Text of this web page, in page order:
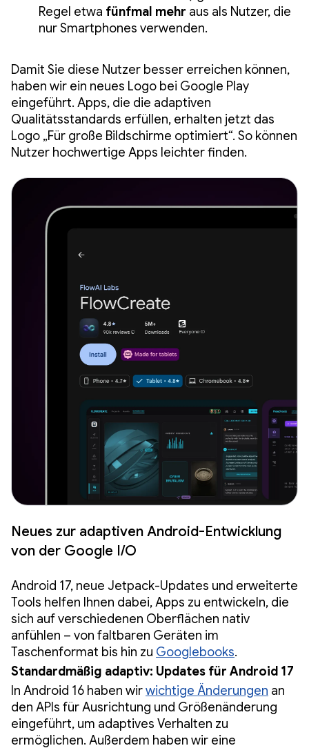
Regel etwa fünfmal mehr aus als Nutzer, die
nur Smartphones verwenden.
Damit Sie diese Nutzer besser erreichen können,
haben wir ein neues Logo bei Google Play
eingeführt. Apps, die die adaptiven
Qualitätsstandards erfüllen, erhalten jetzt das
Logo „Für große Bildschirme optimiert“. So können
Nutzer hochwertige Apps leichter finden.
Neues zur adaptiven Android-Entwicklung
von der Google I/O
Android 17, neue Jetpack-Updates und erweiterte
Tools helfen Ihnen dabei, Apps zu entwickeln, die
sich auf verschiedenen Oberflächen nativ
anfühlen – von faltbaren Geräten im
Taschenformat bis hin zu Googlebooks.
Standardmäßig adaptiv: Updates für Android 17
In Android 16 haben wirwichtige Änderungen an
den APIs für Ausrichtung und Größenänderung
eingeführt, um adaptives Verhalten zu
ermöglichen. Außerdem haben wir eine